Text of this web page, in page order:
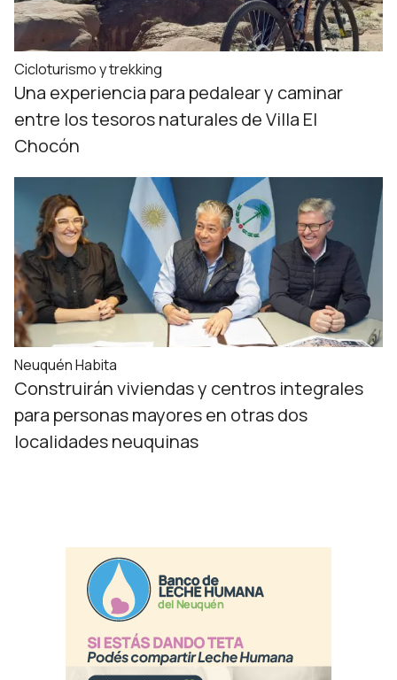
Cicloturismo y trekking
Una experiencia para pedalear y caminar
entre los tesoros naturales de Villa El
Chocón
Neuquén Habita
Construirán viviendas y centros integrales
para personas mayores en otras dos
localidades neuquinas